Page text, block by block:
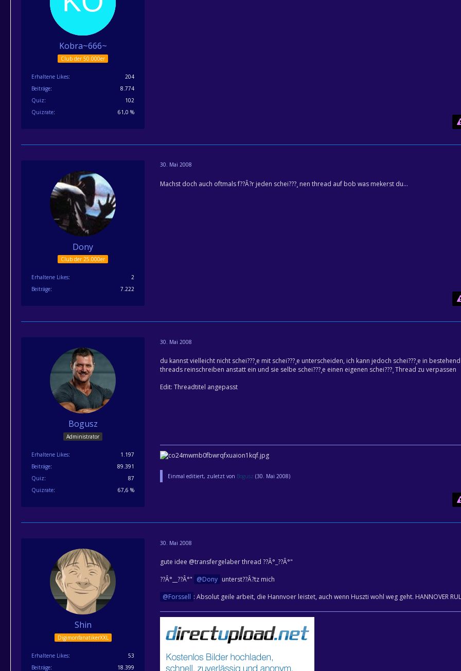
Kobra~666~
Club der 50.000er
Erhaltene Likes
204
Beiträge
8.774
Quiz
102
Quizrate
61,0 %
Dony
Club der 25.000er
Erhaltene Likes
2
Beiträge
7.222
30. Mai 2008
Machst doch auch oftmals f??Â?r jeden schei???¸ nen thread auf bob was mekerst du...
Bogusz
Administrator
Erhaltene Likes
1.197
Beiträge
89.391
Quiz
87
Quizrate
67,6 %
30. Mai 2008
du kannst vielleicht nicht schei???¸e mit schei???¸e unterscheiden, ich kann jedoch schei???¸e in
threads reinschreiben anstatt ein und sie selbe schei???¸e einen eigenen schei???¸ Thread zu verpassen
Edit: Threadtitel angepasst
Einmal editiert, zuletzt von Bogusz (30. Mai 2008)
Shin
DigimonfanatikerXXL
Erhaltene Likes
53
Beiträge
18.399
30. Mai 2008
gute idee @transfergelaber thread ??Â°_??Â°"
??Â°__??Â°"
Dony unterst??Â?tz mich
Forssell : Absolut geile arbeit, die Hannvoer leistet, auch wenn Huszti wohl weg geht. HANNOVER